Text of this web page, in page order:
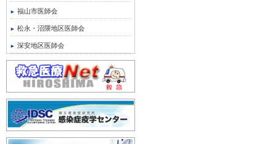
福山市医師会
松永・沼隈地区医師会
深安地区医師会